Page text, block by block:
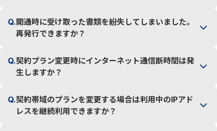
Q. 開通時に受け取った書類を紛失してしまいました。
再発行できますか？
Q.契約プラン変更時にインターネット通信断時間は発
生しますか？
Q.契約帯域のプランを変更する場合は利用中のIPアド
レスを継続利用できますか？